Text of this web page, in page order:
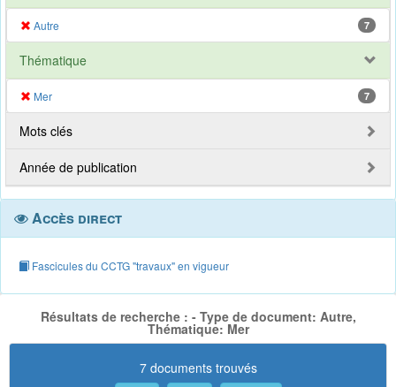
Autre 7
Thématique
Mer 7
Mots clés
Année de publication
Accès direct
Fascicules du CCTG "travaux" en vigueur
Résultats de recherche : - Type de document: Autre,
Thématique: Mer
7 documents trouvés